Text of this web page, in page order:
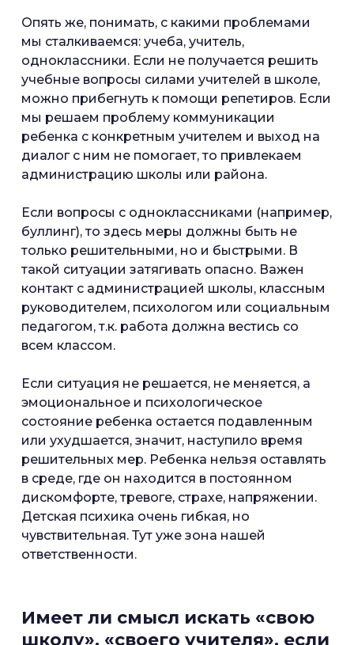
Опять же, понимать, с какими проблемами
мы сталкиваемся: учеба, учитель,
одноклассники. Если не получается решить
учебные вопросы силами учителей в школе,
можно прибегнуть к помощи репетиров. Если
мы решаем проблему коммуникации
ребенка с конкретным учителем и выход на
диалог с ним не помогает, то привлекаем
администрацию школы или района.
Если вопросы с одноклассниками (например,
буллинг), то здесь меры должны быть не
только решительными, но и быстрыми. В
такой ситуации затягивать опасно. Важен
контакт с администрацией школы, классным
руководителем, психологом или социальным
педагогом, т.к. работа должна вестись со
всем классом.
Если ситуация не решается, не меняется, а
эмоциональное и психологическое
состояние ребенка остается подавленным
или ухудшается, значит, наступило время
решительных мер. Ребенка нельзя оставлять
в среде, где он находится в постоянном
дискомфорте, тревоге, страхе, напряжении.
Детская психика очень гибкая, но
чувствительная. Тут уже зона нашей
ответственности.
Имеет ли смысл искать «свою
школу», «своего учителя», если